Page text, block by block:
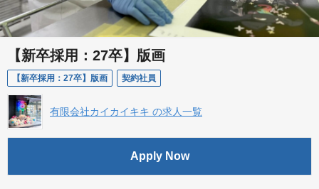
【新卒採用：27卒】版画
【新卒採用：27卒】版画 契約社員
有限会社カイカイキキ の求人一覧
Apply Now